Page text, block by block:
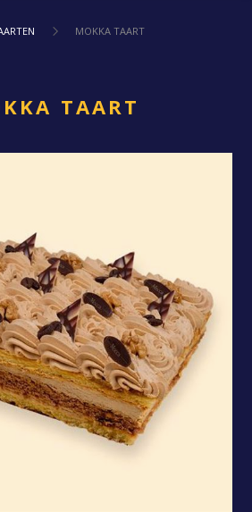
MOKKA TAART
TAART